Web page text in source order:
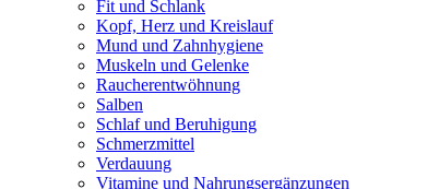
Fit und Schlank
Kopf, Herz und Kreislauf
Mund und Zahnhygiene
Muskeln und Gelenke
Raucherentwöhnung
Salben
Schlaf und Beruhigung
Schmerzmittel
Verdauung
Vitamine und Nahrungsergänzungen